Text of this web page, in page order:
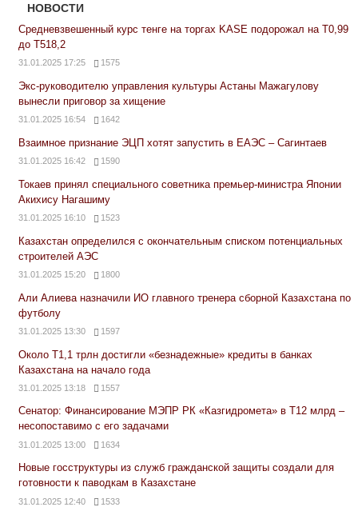
НОВОСТИ
Средневзвешенный курс тенге на торгах KASE подорожал на Т0,99
до Т518,2
31.01.2025 17:25 1575
Экс-руководителю управления культуры Астаны Мажагулову
вынесли приговор за хищение
31.01.2025 16:54 1642
Взаимное признание ЭЦП хотят запустить в ЕАЭС – Сагинтаев
31.01.2025 16:42 1590
Токаев принял специального советника премьер-министра Японии
Акихису Нагашиму
31.01.2025 16:10 1523
Казахстан определился с окончательным списком потенциальных
строителей АЭС
31.01.2025 15:20 1800
Али Алиева назначили ИО главного тренера сборной Казахстана по
футболу
31.01.2025 13:30 1597
Около Т1,1 трлн достигли «безнадежные» кредиты в банках
Казахстана на начало года
31.01.2025 13:18 1557
Сенатор: Финансирование МЭПР РК «Казгидромета» в Т12 млрд –
несопоставимо с его задачами
31.01.2025 13:00 1634
Новые госструктуры из служб гражданской защиты создали для
готовности к паводкам в Казахстане
31.01.2025 12:40 1533